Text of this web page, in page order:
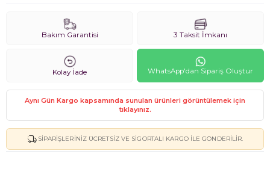
Bakım Garantisi 3 Taksit İmkanı
Kolay İade WhatsApp'dan Sipariş Oluştur
Aynı Gün Kargo kapsamında sunulan ürünleri görüntülemek için
tıklayınız.
SIPARIŞLERINIZ ÜCRETSIZ VE SIGORTALI KARGO ILE GÖNDERILIR.